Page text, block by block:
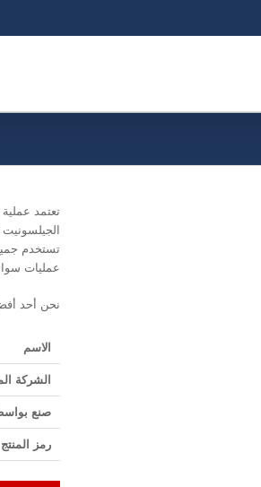
تعتمد
تستخدم
عمليات
نحن أحد
الاسم
الشركة
صنع
رمز المنتج